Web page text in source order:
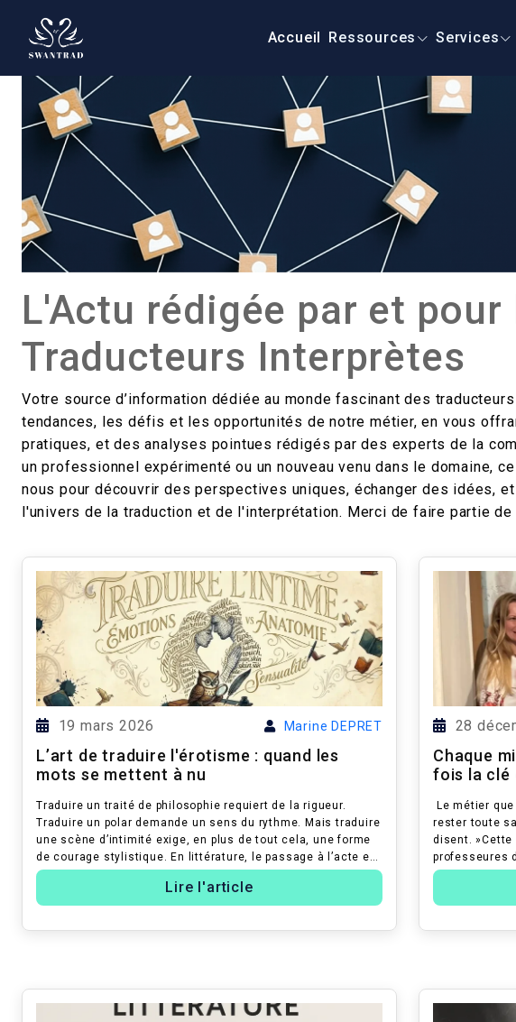
Accueil Ressources Services
L'Actu rédigée par et pour
Traducteurs Interprètes
Votre source d’information dédiée au monde fascinant des
tendances, les défis et les opportunités de notre métier, en vous
pratiques, et des analyses pointues rédigés par des experts de la
un professionnel expérimenté ou un nouveau venu dans le domaine,
nous pour découvrir des perspectives uniques, échanger des idées,
l'univers de la traduction et de l'interprétation. Merci de faire partie de
19 mars 2026 Marine DEPRET
L’art de traduire l'érotisme : quand les
mots se mettent à nu
Traduire un traité de philosophie requiert de la rigueur.
Traduire un polar demande un sens du rythme. Mais traduire
une scène d’intimité exige, en plus de tout cela, une forme
de courage stylistique. En littérature, le passage à l’acte est
souven...
Lire l'article
28
Chaque
fois la clé
Le métier
rester toute
disent. »Cette
professeures
mémoire. À